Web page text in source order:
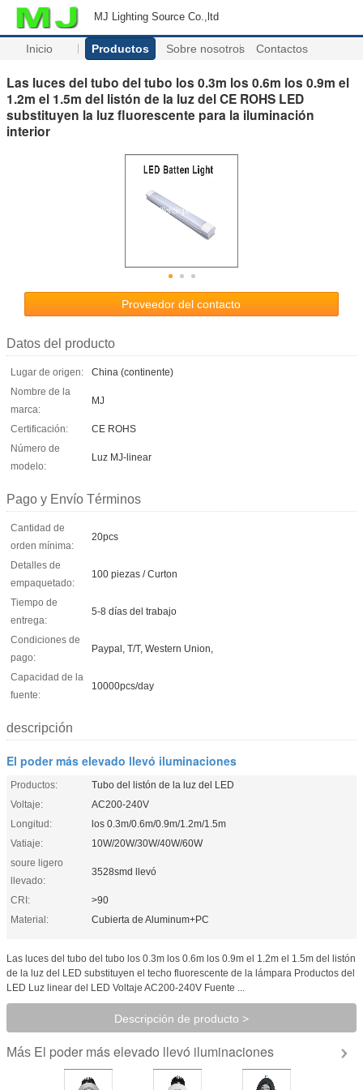
MJ Lighting Source Co.,ltd
Inicio Productos Sobre nosotros Contactos
Las luces del tubo del tubo los 0.3m los 0.6m los 0.9m el
1.2m el 1.5m del listón de la luz del CE ROHS LED
substituyen la luz fluorescente para la iluminación
interior
Proveedor del contacto
Datos del producto
Lugar de origen:
China (continente)
Nombre de la
marca:
MJ
Certificación:
CE ROHS
Número de
modelo:
Luz MJ-linear
Pago y Envío Términos
Cantidad de
orden mínima:
20pcs
Detalles de
empaquetado:
100 piezas / Curton
Tiempo de
entrega:
5-8 días del trabajo
Condiciones de
pago:
Paypal, T/T, Western Union,
Capacidad de la
fuente:
10000pcs/day
descripción
El poder más elevado llevó iluminaciones
Productos:
Tubo del listón de la luz del LED
Voltaje:
AC200-240V
Longitud:
los 0.3m/0.6m/0.9m/1.2m/1.5m
Vatiaje:
10W/20W/30W/40W/60W
soure ligero
llevado:
3528smd llevó
CRI:
>90
Material:
Cubierta de Aluminum+PC
Las luces del tubo del tubo los 0.3m los 0.6m los 0.9m el 1.2m el 1.5m del listón
de la luz del LED substituyen el techo fluorescente de la lámpara Productos del
LED Luz linear del LED Voltaje AC200-240V Fuente ...
Descripción de producto >
Más El poder más elevado llevó iluminaciones